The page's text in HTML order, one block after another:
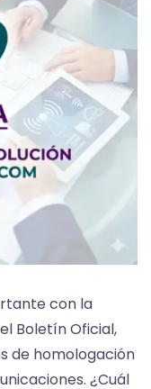
con la
Boletín Oficial,
de homologación
¿Cuál